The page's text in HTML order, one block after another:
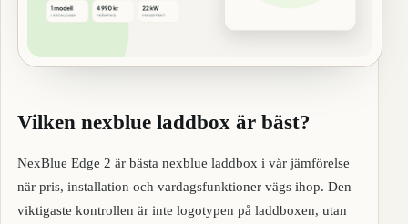
Vilken nexblue laddbox är bäst?
NexBlue Edge 2 är bästa nexblue laddbox i vår jämförelse
när pris, installation och vardagsfunktioner vägs ihop. Den
viktigaste kontrollen är inte logotypen på laddboxen, utan